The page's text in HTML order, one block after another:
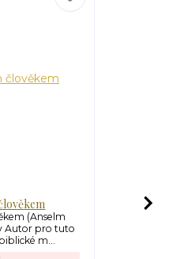
(Anselm
Autor pro tuto
m...